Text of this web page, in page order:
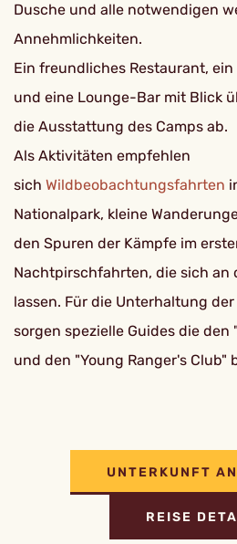
Dusche und alle notwendigen
Annehmlichkeiten.
Ein freundliches Restaurant,
und eine Lounge-Bar mit Blick
die Ausstattung des Camps ab.
Als Aktivitäten empfehlen
sich Wildbeobachtungsfahrten
Nationalpark, kleine
den Spuren der Kämpfe im
Nachtpirschfahrten, die sich an
lassen. Für die Unterhaltung
sorgen spezielle Guides die den
und den "Young Ranger's Club"
UNTERKUNFT
REISE